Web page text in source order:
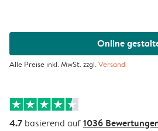
Online
Alle Preise inkl. MwSt. zzgl.Versand
4.7 basierend auf1036